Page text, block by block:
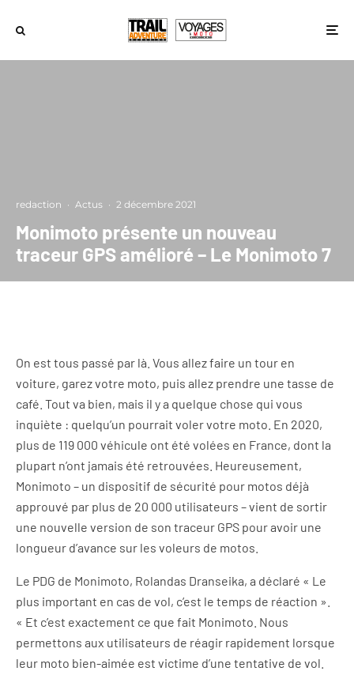
redaction · Actus · 2 décembre 2021
Monimoto présente un nouveau
traceur GPS amélioré – Le Monimoto 7
On est tous passé par là. Vous allez faire un tour en
voiture, garez votre moto, puis allez prendre une tasse de
café. Tout va bien, mais il y a quelque chose qui vous
inquiète : quelqu’un pourrait voler votre moto. En 2020,
plus de 119 000 véhicule ont été volées en France, dont la
plupart n’ont jamais été retrouvées. Heureusement,
Monimoto – un dispositif de sécurité pour motos déjà
approuvé par plus de 20 000 utilisateurs – vient de sortir
une nouvelle version de son traceur GPS pour avoir une
longueur d’avance sur les voleurs de motos.
Le PDG de Monimoto, Rolandas Dranseika, a déclaré « Le
plus important en cas de vol, c’est le temps de réaction ».
« Et c’est exactement ce que fait Monimoto. Nous
permettons aux utilisateurs de réagir rapidement lorsque
leur moto bien-aimée est victime d’une tentative de vol.